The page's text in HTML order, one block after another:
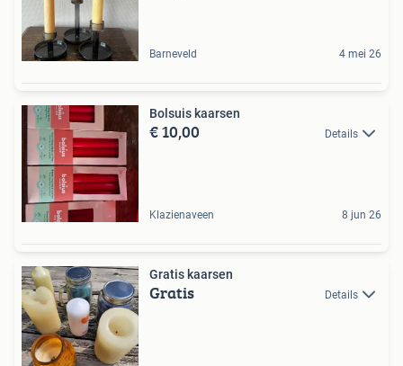
Barneveld 4 mei 26
Bolsuis kaarsen
€ 10,00 Details
Klazienaveen 8 jun 26
Gratis kaarsen
Gratis Details